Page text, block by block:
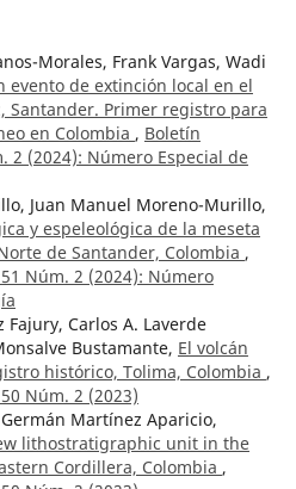
Morales, Frank Vargas, Wadi
evento de extinción local en el
Santander. Primer registro para
en Colombia , Boletín
2 (2024): Número Especial de
Juan Manuel Moreno-Murillo,
y espeleológica de la meseta
de Santander, Colombia ,
Núm. 2 (2024): Número
Carlos A. Laverde
Bustamante, El volcán
histórico, Tolima, Colombia ,
Núm. 2 (2023)
Martínez Aparicio,
lithostratigraphic unit in the
Cordillera, Colombia ,